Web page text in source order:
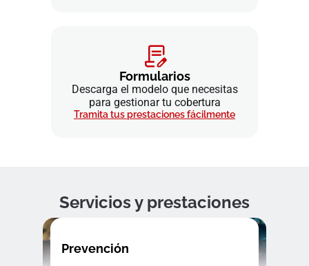
Formularios
Descarga el modelo que necesitas
para gestionar tu cobertura
Tramita tus prestaciones fácilmente
Servicios y prestaciones
Prevención